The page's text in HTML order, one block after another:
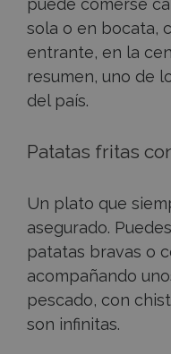
puede comerse
sola o en bocata,
entrante, en la
resumen, uno de
del país.
Patatas fritas
Un plato que
asegurado.
patatas bravas o
acompañando
pescado, con
son infinitas.